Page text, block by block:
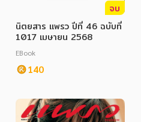
จบ
นิตยสาร แพรว ปีที่ 46 ฉบับที่
1017 เมษายน 2568
EBook
140